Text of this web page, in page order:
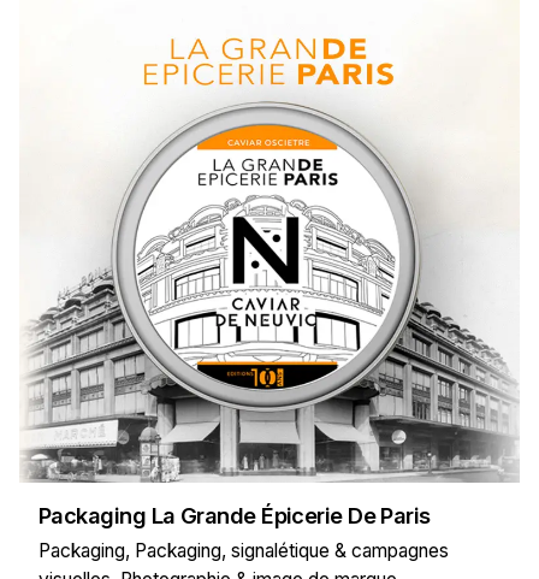
Packaging La Grande Épicerie De Paris
Packaging Packaging, signalétique & campagnes